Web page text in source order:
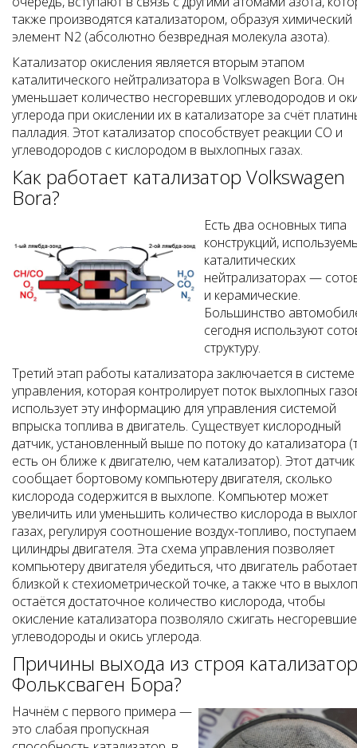
также производятся катализатором, образуя химический
элемент N2 (абсолютно безвредная молекула азота).
Катализатор окисления является вторым этапом
каталитического нейтрализатора в Volkswagen Bora. Он
уменьшает количество несгоревших углеводородов и
углерода при окислении их в катализаторе за счёт
палладия. Этот катализатор способствует реакции СО и
углеводородов с кислородом в выхлопных газах.
Как работает катализатор Volkswagen
Bora?
Есть два основных типа
конструкций,
каталитических
нейтрализаторах —
и керамические.
Большинство
сегодня используют
структуру.
Третий этап работы катализатора заключается в системе
управления, которая контролирует поток выхлопных
использует эту информацию для управления системой
впрыска топлива в двигатель. Существует кислородный
датчик, установленный выше по потоку до катализатора
есть он ближе к двигателю, чем катализатор). Этот датчик
сообщает бортовому компьютеру двигателя, сколько
кислорода содержится в выхлопе. Компьютер может
увеличить или уменьшить количество кислорода в
газах, регулируя соотношение воздух-топливо,
цилиндры двигателя. Эта схема управления позволяет
компьютеру двигателя убедиться, что двигатель
близкой к стехиометрической точке, а также что в
остаётся достаточное количество кислорода, чтобы
окисление катализатора позволяло сжигать несгоревшие
углеводороды и окись углерода.
Причины выхода из строя
Фольксваген Бора?
Начнём с первого примера —
это слабая пропускная